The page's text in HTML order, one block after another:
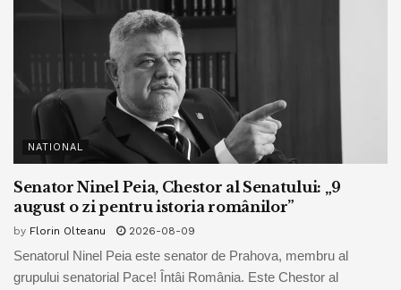
izabela stanescu bpnews
meserii adevarate pasiune
visuri
NATIONAL
Senator Ninel Peia, Chestor al Senatului: „9
august o zi pentru istoria românilor”
by Florin Olteanu 2026-08-09
Senatorul Ninel Peia este senator de Prahova, membru al
grupului senatorial Pace! Întâi România. Este Chestor al